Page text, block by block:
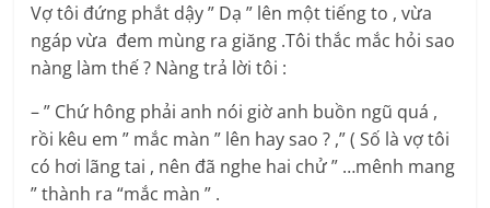
Vợ tôi đứng phắt dậy ” Dạ ” lên một tiếng to , vừa
ngáp vừa đem mùng ra giăng .Tôi thắc mắc hỏi sao
nàng làm thế ? Nàng trả lời tôi :
– ” Chứ hông phải anh nói giờ anh buồn ngũ quá ,
rồi kêu em ” mắc màn ” lên hay sao ? ,” ( Số là vợ tôi
có hơi lãng tai , nên đã nghe hai chử ” …mênh mang
” thành ra “mắc màn ” .